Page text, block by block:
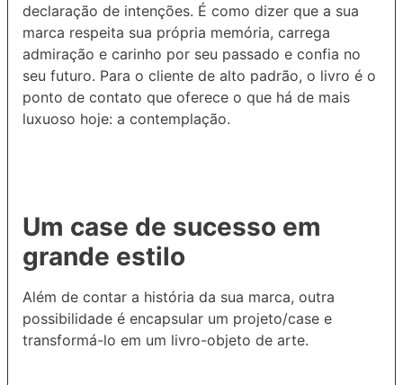
declaração de intenções. É como dizer que a sua
marca respeita sua própria memória, carrega
admiração e carinho por seu passado e confia no
seu futuro. Para o cliente de alto padrão, o livro é o
ponto de contato que oferece o que há de mais
luxuoso hoje: a contemplação.
Um case de sucesso em
grande estilo
Além de contar a história da sua marca, outra
possibilidade é encapsular um projeto/case e
transformá-lo em um livro-objeto de arte.